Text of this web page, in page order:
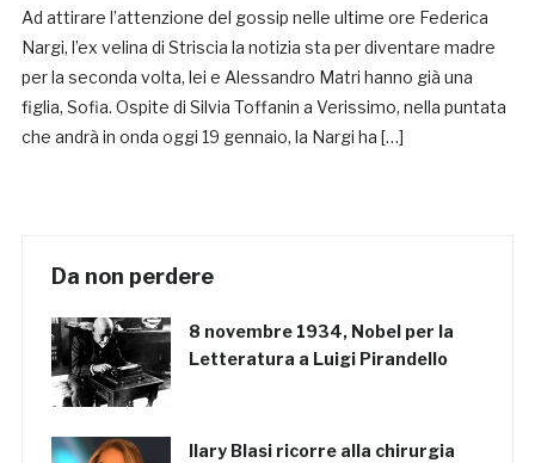
Ad attirare l’attenzione del gossip nelle ultime ore Federica
Nargi, l’ex velina di Striscia la notizia sta per diventare madre
per la seconda volta, lei e Alessandro Matri hanno già una
figlia, Sofia. Ospite di Silvia Toffanin a Verissimo, nella puntata
che andrà in onda oggi 19 gennaio, la Nargi ha […]
Da non perdere
8 novembre 1934, Nobel per la
Letteratura a Luigi Pirandello
Ilary Blasi ricorre alla chirurgia